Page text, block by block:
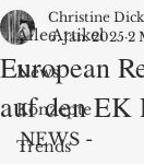
Alle Artikel
News
Konzepte
Trends
European
auf den EK
Christine
6. Jan. 2025 2
NEWS -